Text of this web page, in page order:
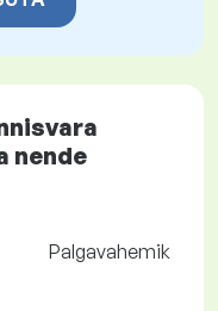
nende
Palgavahemik